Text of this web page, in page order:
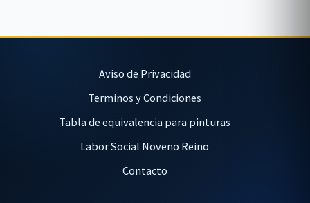
Aviso de Privacidad
Terminos y Condiciones
Tabla de equivalencia para pinturas
Labor Social Noveno Reino
Contacto